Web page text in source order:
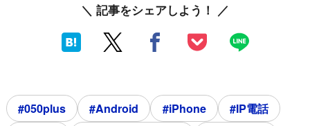
＼ 記事をシェアしよう！ ／
#050plus #Android #iPhone
#IP電話